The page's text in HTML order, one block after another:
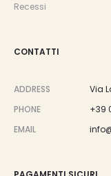
Recessi
CONTATTI
ADDRESS
Via
PHONE
+39
EMAIL